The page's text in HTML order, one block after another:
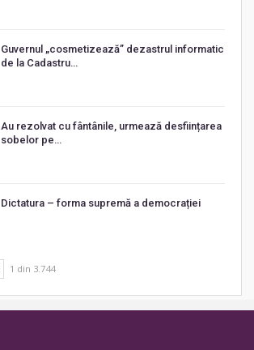
Guvernul „cosmetizează” dezastrul informatic
de la Cadastru…
Au rezolvat cu fântânile, urmează desființarea
sobelor pe…
Dictatura – forma supremă a democrației
1 din 3.744